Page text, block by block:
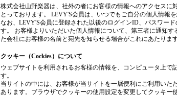
株式会社山野楽器は、社外の者にお客様の情報へのアクセスに
とっております。 LEVY'S会員は、いつでもご自分の個人情報
なお、LEVY'S会員に登録された以後のログインID、パスワー
す。 お客様よりいただいた個人情報について、第三者に通知
た会社にお客様の名前と宛先を知らせる場合がこれにあたります
クッキー（Cockies）について
ウェブサイトを利用されるお客様の情報を、コンピュータ上で
す。
当サイトの中には、お客様が当サイトを一層便利にご利用いた
あります。ブラウザでクッキーの使用設定を変更してクッキー